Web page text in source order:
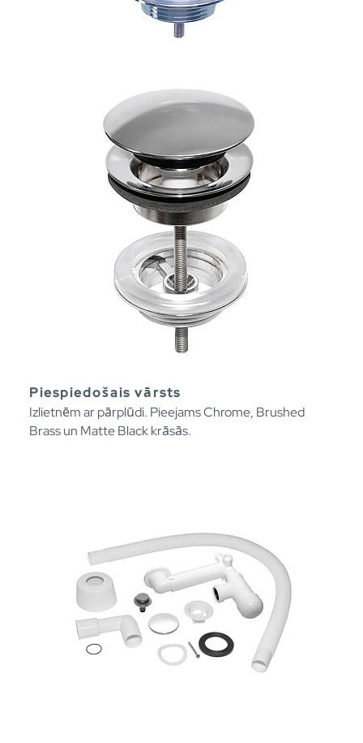
Piespiedošais vārsts
Izlietnēm ar pārplūdi. Pieejams Chrome, Brushed
Brass un Matte Black krāsās.